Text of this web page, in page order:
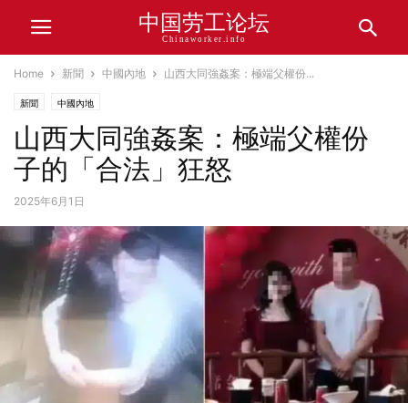
中国劳工论坛
Chinaworker.info
Home 新聞 中國內地 山西大同強姦案：極端父權份...
新聞 中國內地
山西大同強姦案：極端父權份
子的「合法」狂怒
2025年6月1日